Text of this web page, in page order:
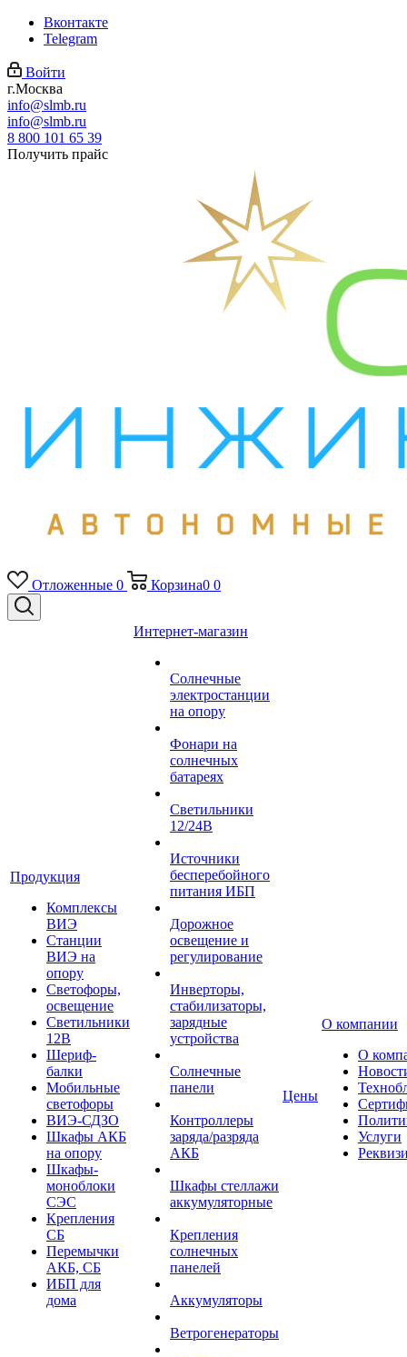
Вконтакте
Telegram
Войти
г.Москва
info@slmb.ru
info@slmb.ru
8 800 101 65 39
Получить прайс
Отложенные 0 Корзина0 0
Продукция
Комплексы
ВИЭ
Станции
ВИЭ на
опору
Светофоры,
освещение
Светильники
12В
Шериф-
балки
Мобильные
светофоры
ВИЭ-СДЗО
Шкафы АКБ
на опору
Шкафы-
моноблоки
СЭС
Крепления
СБ
Перемычки
АКБ, СБ
ИБП для
дома
Интернет-магазин
Солнечные
электростанции
на опору
Фонари на
солнечных
батареях
Светильники
12/24В
Источники
бесперебойного
питания ИБП
Дорожное
освещение и
регулирование
Инверторы,
стабилизаторы,
зарядные
устройства
Солнечные
панели
Контроллеры
заряда/разряда
АКБ
Шкафы стеллажи
аккумуляторные
Крепления
солнечных
панелей
Аккумуляторы
Ветрогенераторы
Цены
О компании
О
Услуги